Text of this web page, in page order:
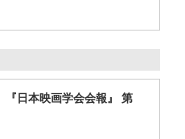
『日本映画学会会報』 第